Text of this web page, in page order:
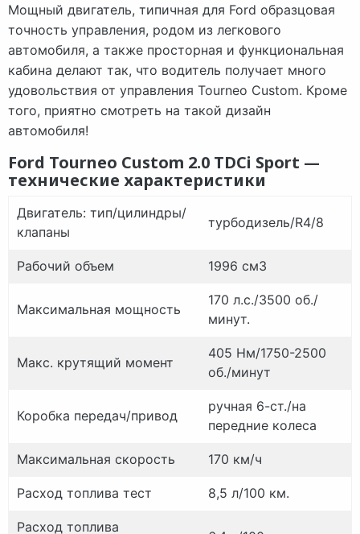
Мощный двигатель, типичная для Ford образцовая
точность управления, родом из легкового
автомобиля, а также просторная и функциональная
кабина делают так, что водитель получает много
удовольствия от управления Tourneo Custom. Кроме
того, приятно смотреть на такой дизайн
автомобиля!
Ford Tourneo Custom 2.0 TDCi Sport —
технические характеристики
Двигатель: тип/цилиндры/
клапаны
турбодизель/R4/8
Рабочий объем 1996 см3
Максимальная мощность
170 л.с./3500 об./
минут.
Макс. крутящий момент
405 Нм/1750-2500
об./минут
Коробка передач/привод
ручная 6-ст./на
передние колеса
Максимальная скорость 170 км/ч
Расход топлива тест 8,5 л/100 км.
Расход топлива